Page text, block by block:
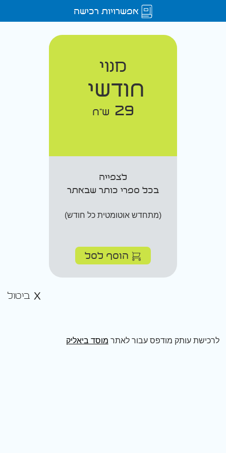
אפשרויות רכישה
מנוי
חודשי
29 ש"ח
לצפייה
בכל ספרי כותר שבאתר
(מתחדש אוטומטית כל חודש)
הוסף לסל
ביטול
לרכישת עותק מודפס עבור לאתר מוסד ביאליק